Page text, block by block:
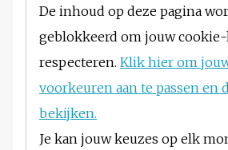
De inhoud op deze pagina
geblokkeerd om jouw
respecteren. Klik hier om
voorkeuren aan te passen en
bekijken.
Je kan jouw keuzes op elk